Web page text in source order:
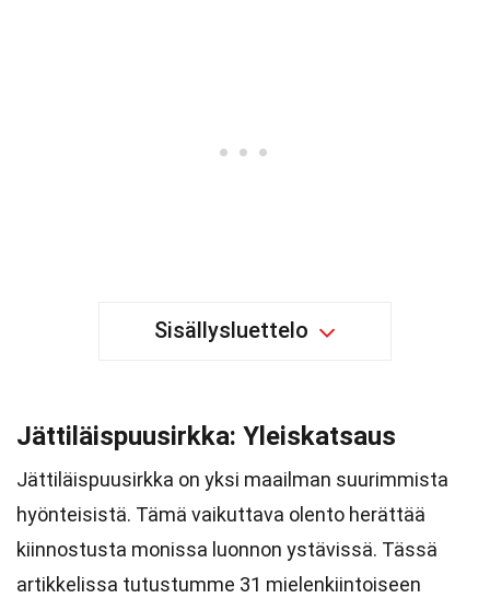
Sisällysluettelo
Jättiläispuusirkka: Yleiskatsaus
Jättiläispuusirkka on yksi maailman suurimmista
hyönteisistä. Tämä vaikuttava olento herättää
kiinnostusta monissa luonnon ystävissä. Tässä
artikkelissa tutustumme 31 mielenkiintoiseen